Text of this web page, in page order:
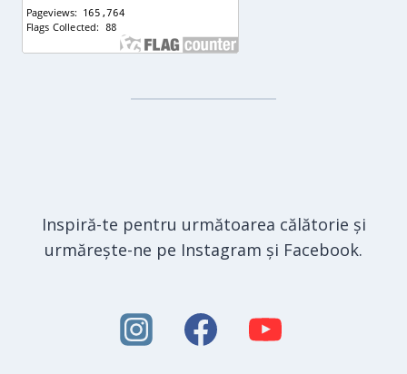
Inspiră-te pentru următoarea călătorie și
urmărește-ne pe Instagram și Facebook.